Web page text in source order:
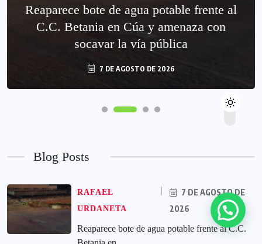
Reaparece bote de agua potable frente al
C.C. Betania en Cúa y amenaza con
socavar la vía pública
7 DE AGOSTO DE 2026
Blog Posts
RAFAEL
URDANETA
7 DE AGOSTO DE
2026
Reaparece bote de agua potable frente al C.C.